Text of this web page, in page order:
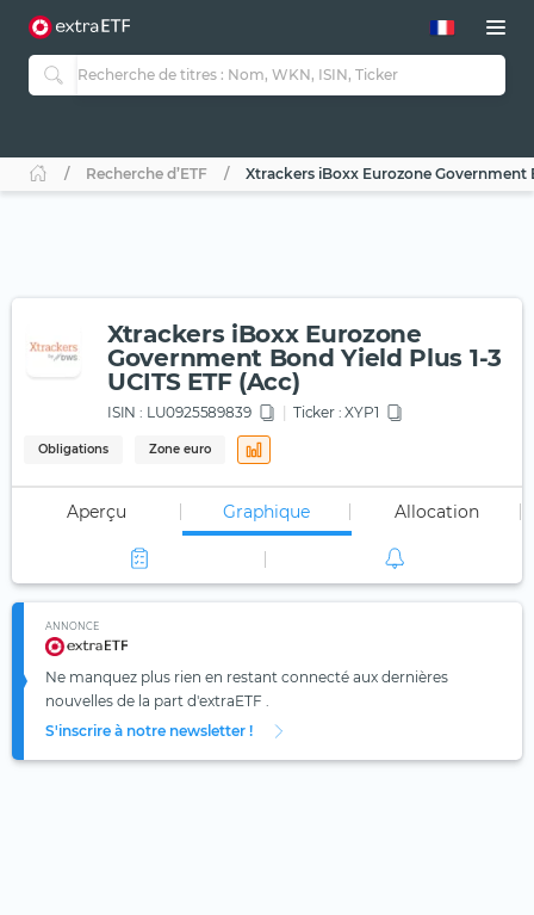
Recherche d’ETF Xtrackers iBoxx Eurozone Government
Xtrackers iBoxx Eurozone
Government Bond Yield Plus 1-3
UCITS ETF (Acc)
ISIN : LU0925589839 Ticker : XYP1
Obligations Zone euro
Aperçu Graphique Allocation
ANNONCE
Ne manquez plus rien en restant connecté aux dernières
nouvelles de la part d'extraETF .
S'inscrire à notre newsletter !